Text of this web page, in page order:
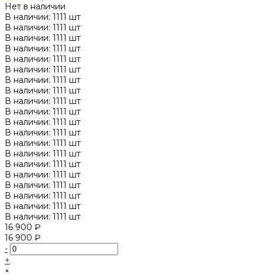
Нет в наличии
В наличии: 1111 шт
В наличии: 1111 шт
В наличии: 1111 шт
В наличии: 1111 шт
В наличии: 1111 шт
В наличии: 1111 шт
В наличии: 1111 шт
В наличии: 1111 шт
В наличии: 1111 шт
В наличии: 1111 шт
В наличии: 1111 шт
В наличии: 1111 шт
В наличии: 1111 шт
В наличии: 1111 шт
В наличии: 1111 шт
В наличии: 1111 шт
В наличии: 1111 шт
В наличии: 1111 шт
В наличии: 1111 шт
В наличии: 1111 шт
16 900 ₽
16 900 ₽
-
+
×